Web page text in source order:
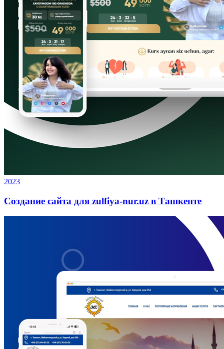
2023
Создание сайта для zulfiya-nur.uz в Ташкенте